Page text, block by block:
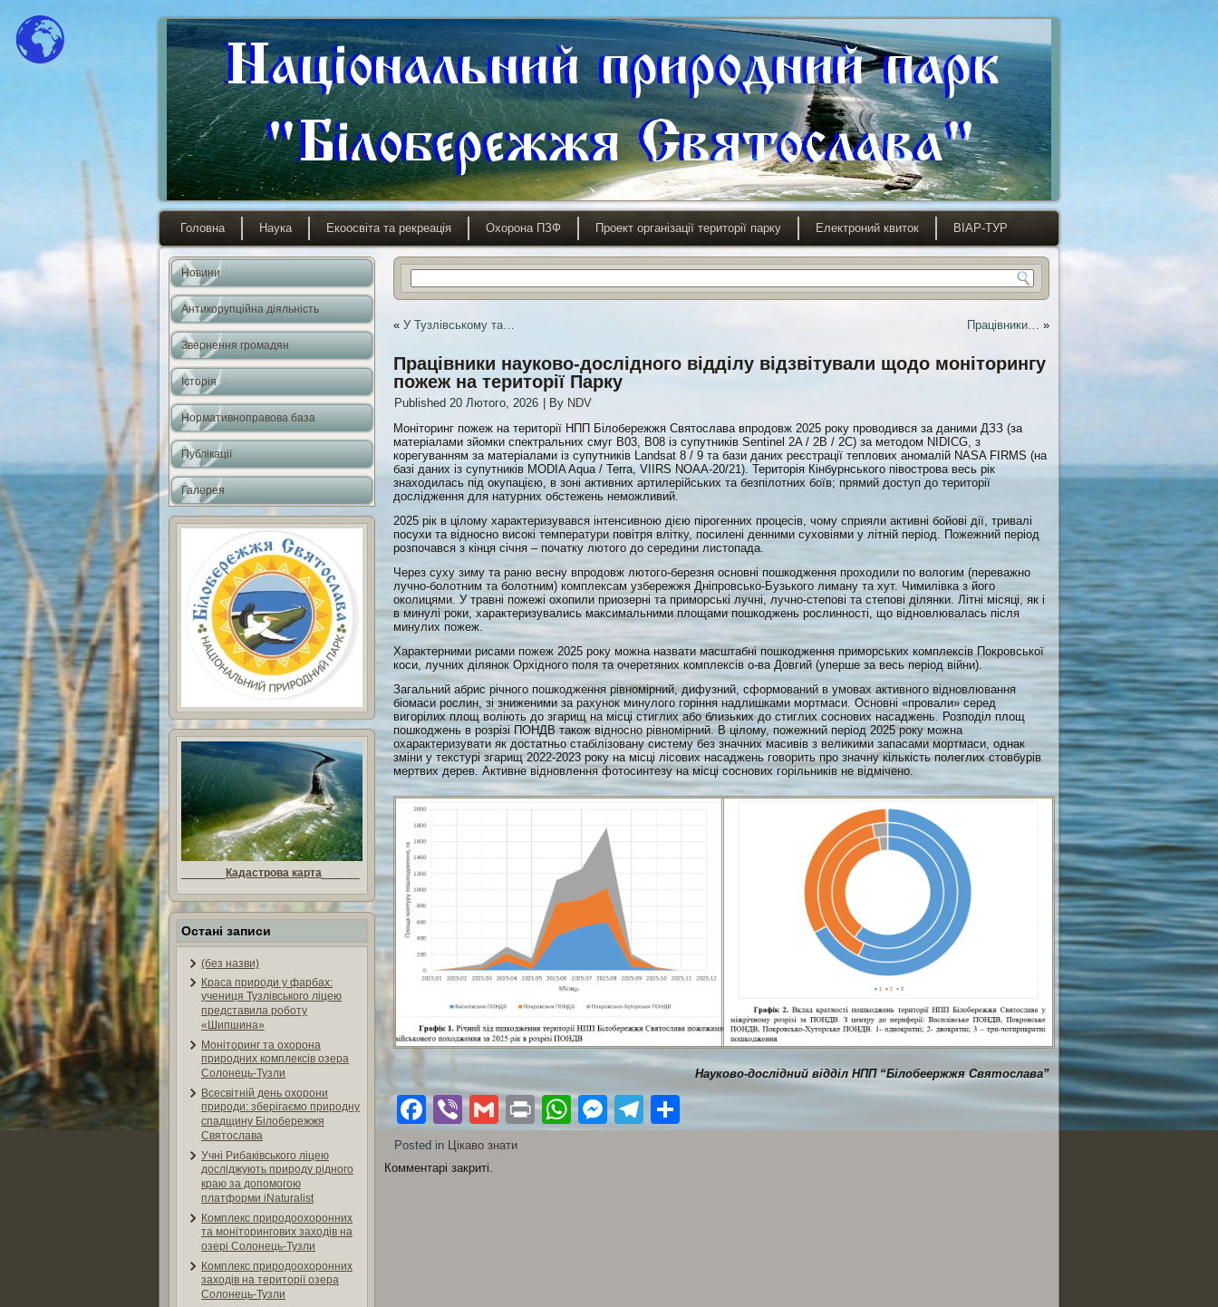
Головна Наука Екоосвіта та рекреація Охорона ПЗФ Проект організації території парку Електроний квиток ВІАР-ТУР
Новини
Антикорупційна діяльність
Звернення громадян
Історія
Нормативноправова база
Публікації
Галерея
Кадастрова карта
Остані записи
(без назви)
Краса природи у фарбах:
учениця Тузлівського ліцею
представила роботу
«Шипшина»
Моніторинг та охорона
природних комплексів озера
Солонець-Тузли
Всесвітній день охорони
природи: зберігаємо природну
спадщину Білобережжя
Святослава
Учні Рибаківського ліцею
досліджують природу рідного
краю за допомогою
платформи iNaturalist
Комплекс природоохоронних
та моніторингових заходів на
озері Солонець-Тузли
Комплекс природоохоронних
заходів на території озера
Солонець-Тузли
« У Тузлівському та… Працівники… »
Працівники науково-дослідного відділу відзвітували щодо моніторингу
пожеж на території Парку
Published 20 Лютого, 2026 By NDV
Моніторинг пожеж на території НПП Білобережжя Святослава впродовж 2025 року проводився за даними ДЗЗ (за
матеріалами зйомки спектральних смуг B03, B08 із супутників Sentinel 2A / 2B / 2C) за методом NIDICG, з
корегуванням за матеріалами із супутників Landsat 8 / 9 та бази даних реєстрації теплових аномалій NASA FIRMS (на
базі даних із супутників MODIA Aqua / Terra, VIIRS NOAA-20/21). Територія Кінбурнського півострова весь рік
знаходилась під окупацією, в зоні активних артилерійських та безпілотних боїв; прямий доступ до території
дослідження для натурних обстежень неможливий.
2025 рік в цілому характеризувався інтенсивною дією пірогенних процесів, чому сприяли активні бойові дії, тривалі
посухи та відносно високі температури повітря влітку, посилені денними суховіями у літній період. Пожежний період
розпочався з кінця січня – початку лютого до середини листопада.
Через суху зиму та раню весну впродовж лютого-березня основні пошкодження проходили по вологим (переважно
лучно-болотним та болотним) комплексам узбережжя Дніпровсько-Бузького лиману та хут. Чимилівка з його
околицями. У травні пожежі охопили приозерні та приморські лучні, лучно-степові та степові ділянки. Літні місяці, як і
в минулі роки, характеризувались максимальними площами пошкоджень рослинності, що відновлювалась після
минулих пожеж.
Характерними рисами пожеж 2025 року можна назвати масштабні пошкодження приморських комплексів Покровської
коси, лучних ділянок Орхідного поля та очеретяних комплексів о-ва Довгий (уперше за весь період війни).
Загальний абрис річного пошкодження рівномірний, дифузний, сформований в умовах активного відновлювання
біомаси рослин, зі зниженими за рахунок минулого горіння надлишками мортмаси. Основні «провали» серед
вигорілих площ воліють до згарищ на місці стиглих або близьких до стиглих соснових насаджень. Розподіл площ
пошкоджень в розрізі ПОНДВ також відносно рівномірний. В цілому, пожежний період 2025 року можна
охарактеризувати як достатньо стабілізовану систему без значних масивів з великими запасами мортмаси, однак
зміни у текстурі згарищ 2022-2023 року на місці лісових насаджень говорить про значну кількість полеглих стовбурів
мертвих дерев. Активне відновлення фотосинтезу на місці соснових горільників не відмічено.
Науково-дослідний відділ НПП “Білобеержжя Святослава”
Facebook
ViberGmail
PrintWhatsApp
Messenger
Telegram
Поділитися
Posted in
Цікаво знати
Комментарі закриті.